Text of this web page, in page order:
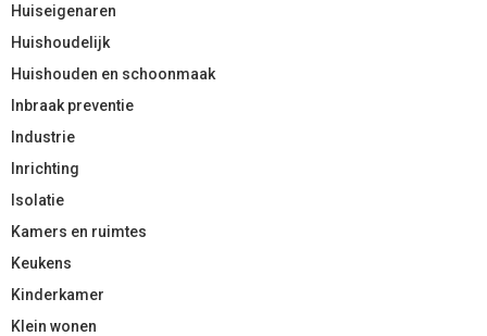
Huiseigenaren
Huishoudelijk
Huishouden en schoonmaak
Inbraak preventie
Industrie
Inrichting
Isolatie
Kamers en ruimtes
Keukens
Kinderkamer
Klein wonen